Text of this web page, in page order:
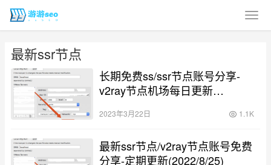
最新ssr节点
长期免费ss/ssr节点账号分享-
v2ray节点机场每日更新
2023年3月22日 1.1K
最新ssr节点/v2ray节点账号免费
分享-定期更新(2022/8/25)